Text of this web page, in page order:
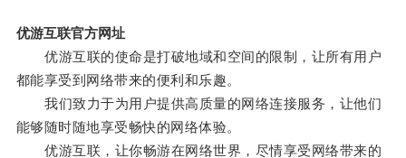
优游互联官方网址
优游互联的使命是打破地域和空间的限制，让所有用户
都能享受到网络带来的便利和乐趣。
我们致力于为用户提供高质量的网络连接服务，让他们
能够随时随地享受畅快的网络体验。
优游互联，让你畅游在网络世界，尽情享受网络带来的